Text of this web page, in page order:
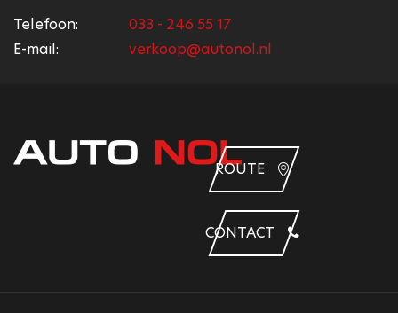
Telefoon:
033 - 246 55 17
E-mail:
verkoop@autonol.nl
ROUTE
CONTACT